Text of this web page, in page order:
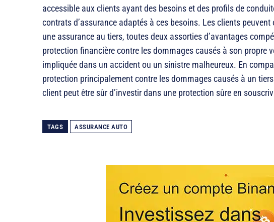
accessible aux clients ayant des besoins et des profils de
contrats d’assurance adaptés à ces besoins. Les clients
une assurance au tiers, toutes deux assorties d’avantages
protection financière contre les dommages causés à son propre
impliquée dans un accident ou un sinistre malheureux. En
protection principalement contre les dommages causés à un
client peut être sûr d’investir dans une protection sûre en
TAGS ASSURANCE AUTO